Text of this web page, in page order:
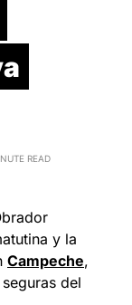
READ
y la
Campeche,
del